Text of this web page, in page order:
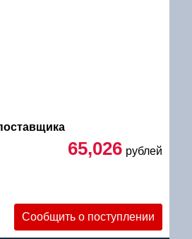
65,026 рублей
Сообщить о поступлении